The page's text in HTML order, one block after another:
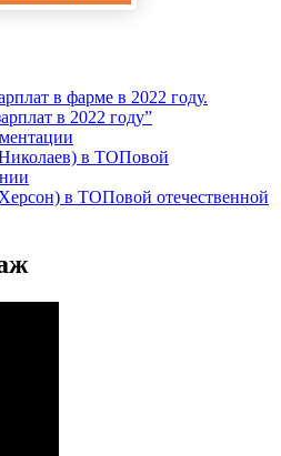
в фарме в 2022 году.
в 2022 году”
в ТОПовой
в ТОПовой отечественной